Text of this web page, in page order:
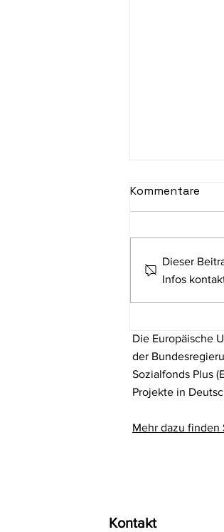
Lernen neu
holt
Referenten
Vortrag
Kommentare
Dieser
Infos
Die Europäische
der
Sozialfonds Plus
Projekte in
Mehr dazu finden
Kontakt